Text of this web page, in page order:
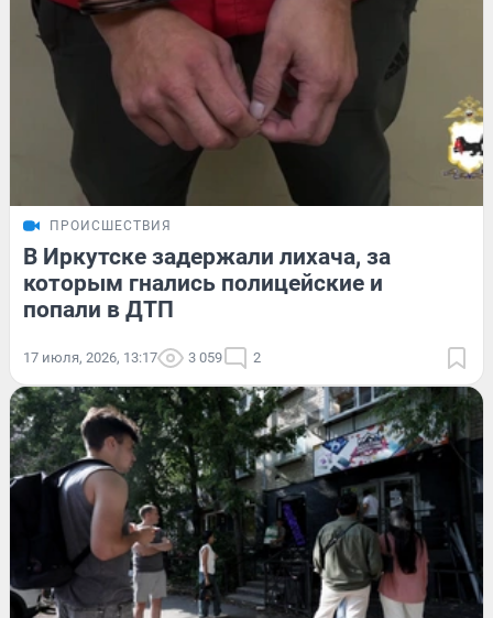
ПРОИСШЕСТВИЯ
В Иркутске задержали лихача, за
которым гнались полицейские и
попали в ДТП
17 июля, 2026, 13:17 3 059 2